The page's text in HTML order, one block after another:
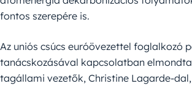
fontos szerepére is.
Az uniós csúcs euróövezettel foglalkozó
tanácskozásával kapcsolatban
tagállami vezetők, Christine Lagarde-